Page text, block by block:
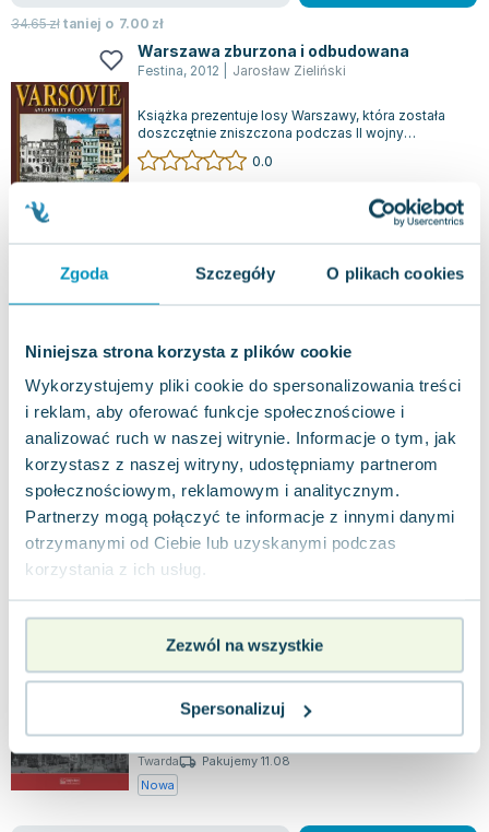
Zgoda Szczegóły O plikach cookies
Niniejsza strona korzysta z plików cookie
Wykorzystujemy pliki cookie do spersonalizowania treści
i reklam, aby oferować funkcje społecznościowe i
analizować ruch w naszej witrynie. Informacje o tym, jak
korzystasz z naszej witryny, udostępniamy partnerom
społecznościowym, reklamowym i analitycznym.
Partnerzy mogą połączyć te informacje z innymi danymi
otrzymanymi od Ciebie lub uzyskanymi podczas
korzystania z ich usług.
Zezwól na wszystkie
Spersonalizuj
34.65złtaniej o 7.00 zł
Warszawa zburzona i odbudowana
Festina, 2012 Jarosław Zieliński
Książka prezentuje losy Warszawy, która została
doszczętnie zniszczona podczas II wojny
światowej, a następnie podniosła się z rui...
0.0
27.65zł nowa
37.44złtaniej o9.79zł
Do koszyka
Księży Młyn,2012| Jarosław Zieliński
Pałac Kultury i Nauki, wzniesiony w 1955 roku,
niezmiennie pozostaje najwyższym budynkiem w
Polsce i jednym z najwyższych w Europi...
0.0
Twarda
Pakujemy 11.08
Nowa
nowa
Stacje kolejowe. Świat, Europa i Królestwo
Polskie 1830-1915. Architektura i
budownictwo
Księży Młyn , 2019| Jarosław Zieliński
"Stacje kolejowe – architektura i budownictwo" to
bogato ilustrowana seria poświęcona różnorodnym
konstrukcjom związanym z infrast...
Twarda
Pakujemy 11.08
Nowa